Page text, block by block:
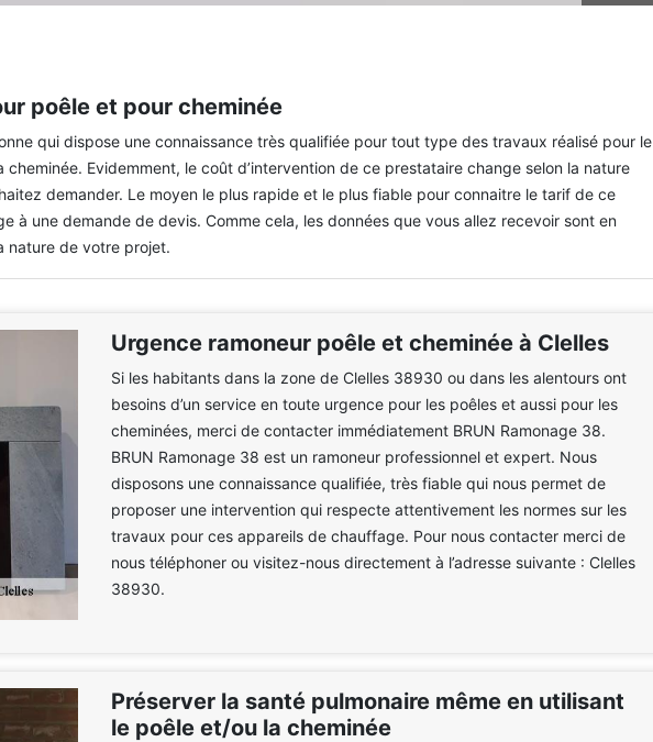
poêle et pour cheminée
qui dispose une connaissance très qualifiée pour tout type des travaux réalisé pour le
cheminée. Evidemment, le coût d’intervention de ce prestataire change selon la nature
demander. Le moyen le plus rapide et le plus fiable pour connaitre le tarif de ce
à une demande de devis. Comme cela, les données que vous allez recevoir sont en
nature de votre projet.
Urgence ramoneur poêle et cheminée à Clelles
Si les habitants dans la zone de Clelles 38930 ou dans les alentours ont
besoins d’un service en toute urgence pour les poêles et aussi pour les
cheminées, merci de contacter immédiatement BRUN Ramonage 38.
BRUN Ramonage 38 est un ramoneur professionnel et expert. Nous
disposons une connaissance qualifiée, très fiable qui nous permet de
proposer une intervention qui respecte attentivement les normes sur les
travaux pour ces appareils de chauffage. Pour nous contacter merci de
nous téléphoner ou visitez-nous directement à l’adresse suivante : Clelles
38930.
Préserver la santé pulmonaire même en utilisant
le poêle et/ou la cheminée